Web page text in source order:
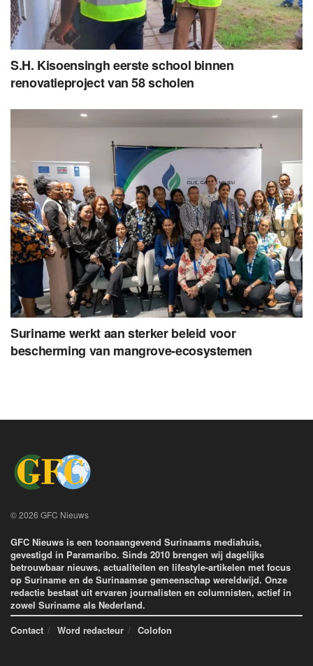
S.H. Kisoensingh eerste school binnen
renovatieproject van 58 scholen
Suriname werkt aan sterker beleid voor
bescherming van mangrove-ecosystemen
© 2026 GFC Nieuws
GFC Nieuws is een toonaangevend Surinaams mediahuis,
gevestigd in Paramaribo. Sinds 2010 brengen wij dagelijks
betrouwbaar nieuws, actualiteiten en lifestyle-artikelen met focus
op Suriname en de Surinaamse gemeenschap wereldwijd. Onze
redactie bestaat uit ervaren journalisten en columnisten, actief in
zowel Suriname als Nederland.
Contact
Word redacteur Colofon